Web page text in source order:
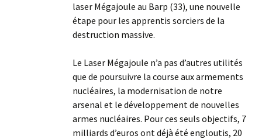
laser Mégajoule au Barp (33), une nouvelle
étape pour les apprentis sorciers de la
destruction massive.
Le Laser Mégajoule n’a pas d’autres utilités
que de poursuivre la course aux armements
nucléaires, la modernisation de notre
arsenal et le développement de nouvelles
armes nucléaires. Pour ces seuls objectifs, 7
milliards d’euros ont déjà été engloutis, 20